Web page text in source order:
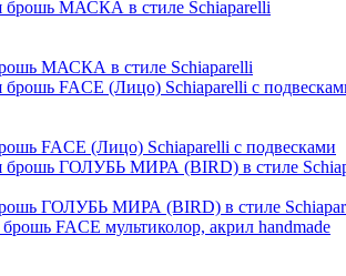
МАСКА в стиле Schiaparelli
FACE (Лицо) Schiaparelli с подвесками
ГОЛУБЬ МИРА (BIRD) в стиле